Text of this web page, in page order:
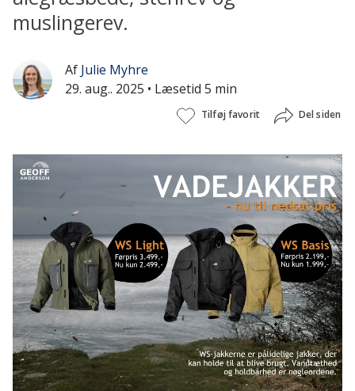
muslingerev.
Af Julie Myhre
29. aug.. 2025 • Læsetid 5 min
Tilføj favorit Del siden